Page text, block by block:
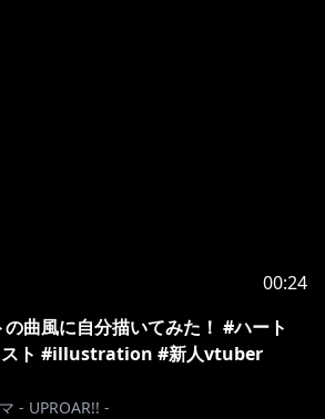
00:24
曲風に自分描いてみた！ #ハート
ト #illustration #新人vtuber
- UPROAR!! -